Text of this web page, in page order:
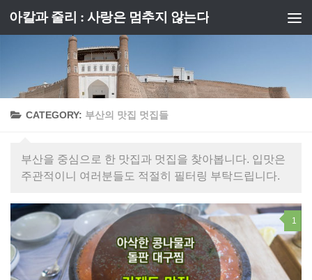
Skip to content
아칼과 줄리 : 사랑은 멈추지 않는다
CATEGORY: 부산의 맛집 멋집들
부산을 중심으로 한 맛집과 멋집을 찾아봅니다. 입맛은
주관적이니 여러분들도 적절히 필터링 부탁드립니다.
1